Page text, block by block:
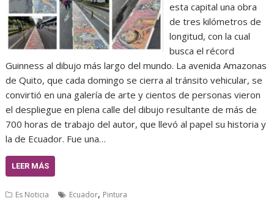
esta capital una obra
de tres kilómetros de
longitud, con la cual
busca el récord
Guinness al dibujo más largo del mundo. La avenida Amazonas
de Quito, que cada domingo se cierra al tránsito vehicular, se
convirtió en una galería de arte y cientos de personas vieron
el despliegue en plena calle del dibujo resultante de más de
700 horas de trabajo del autor, que llevó al papel su historia y
la de Ecuador. Fue una…
LEER MÁS
Es Noticia Ecuador, Pintura